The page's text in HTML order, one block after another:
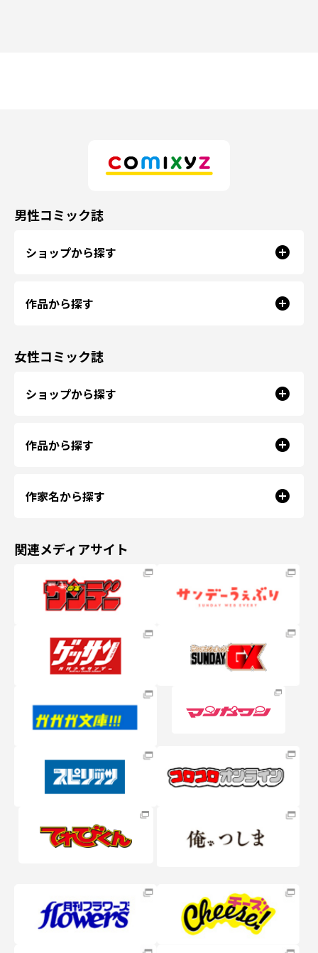
男性コミック誌
ショップから探す
作品から探す
女性コミック誌
ショップから探す
作品から探す
作家名から探す
関連メディアサイト